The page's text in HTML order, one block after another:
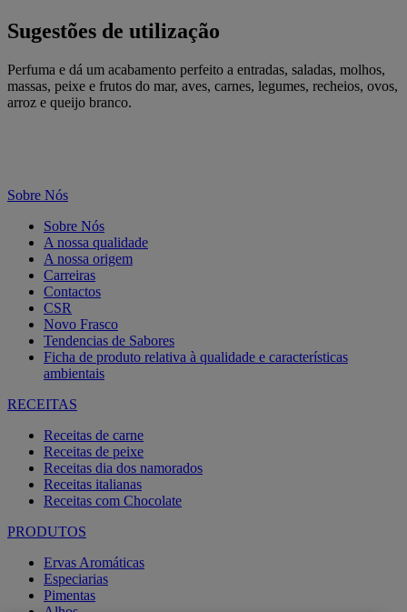
Sugestões de utilização
Perfuma e dá um acabamento perfeito a entradas, saladas, molhos,
massas, peixe e frutos do mar, aves, carnes, legumes, recheios, ovos,
arroz e queijo branco.
Sobre Nós
Sobre Nós
A nossa qualidade
A nossa origem
Carreiras
Contactos
CSR
Novo Frasco
Tendencias de Sabores
Ficha de produto relativa à qualidade e características
ambientais
RECEITAS
Receitas de carne
Receitas de peixe
Receitas dia dos namorados
Receitas italianas
Receitas com Chocolate
PRODUTOS
Ervas Aromáticas
Especiarias
Pimentas